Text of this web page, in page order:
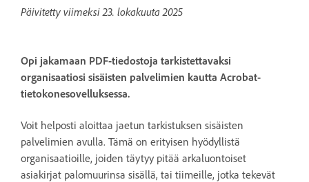
Päivitetty viimeksi23. lokakuuta 2025
Opi jakamaan PDF-tiedostoja tarkistettavaksi
organisaatiosi sisäisten palvelimien kautta Acrobat-
tietokonesovelluksessa.
Voit helposti aloittaa jaetun tarkistuksen sisäisten
palvelimien avulla. Tämä on erityisen hyödyllistä
organisaatioille, joiden täytyy pitää arkaluontoiset
asiakirjat palomuurinsa sisällä, tai tiimeille, jotka tekevät